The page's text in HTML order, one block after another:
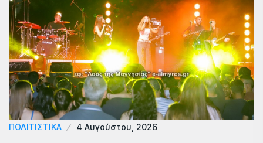
ΠΟΛΙΤΙΣΤΙΚΑ 4 Αυγούστου, 2026